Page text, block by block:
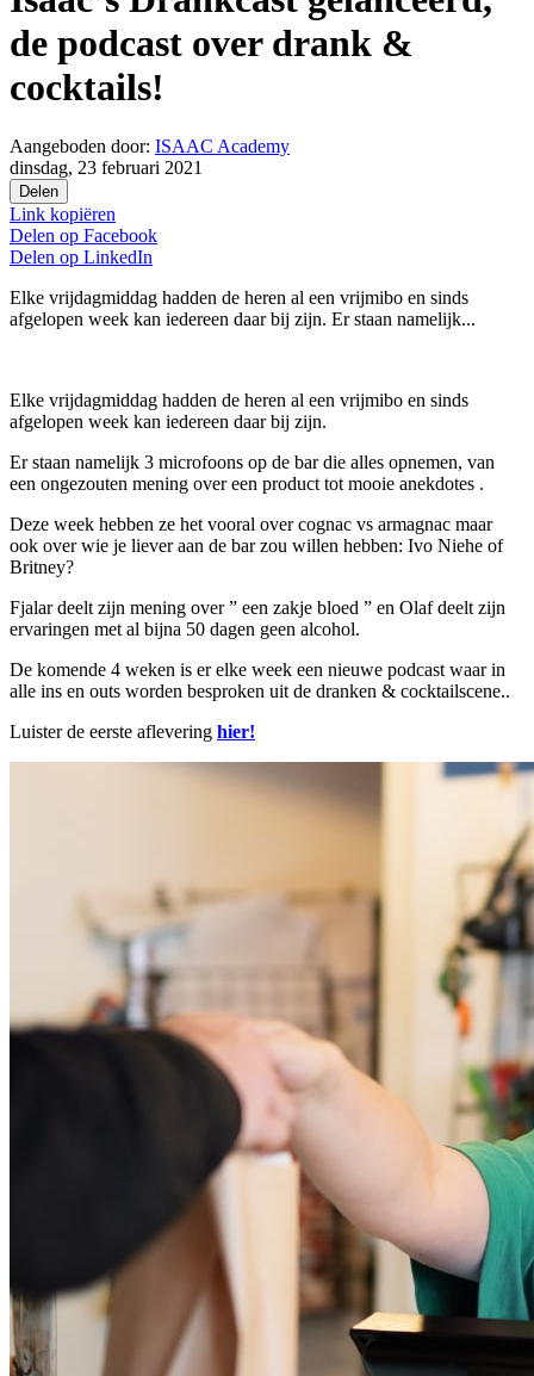
de podcast over drank &
cocktails!
Aangeboden door: ISAAC Academy
dinsdag, 23 februari 2021
Delen
Link kopiëren
Delen op Facebook
Delen op LinkedIn
Elke vrijdagmiddag hadden de heren al een vrijmibo en sinds
afgelopen week kan iedereen daar bij zijn. Er staan namelijk...
Elke vrijdagmiddag hadden de heren al een vrijmibo en sinds
afgelopen week kan iedereen daar bij zijn.
Er staan namelijk 3 microfoons op de bar die alles opnemen, van
een ongezouten mening over een product tot mooie anekdotes .
Deze week hebben ze het vooral over cognac vs armagnac maar
ook over wie je liever aan de bar zou willen hebben: Ivo Niehe of
Britney?
Fjalar deelt zijn mening over ” een zakje bloed ” en Olaf deelt zijn
ervaringen met al bijna 50 dagen geen alcohol.
De komende 4 weken is er elke week een nieuwe podcast waar in
alle ins en outs worden besproken uit de dranken & cocktailscene..
Luister de eerste aflevering hier!